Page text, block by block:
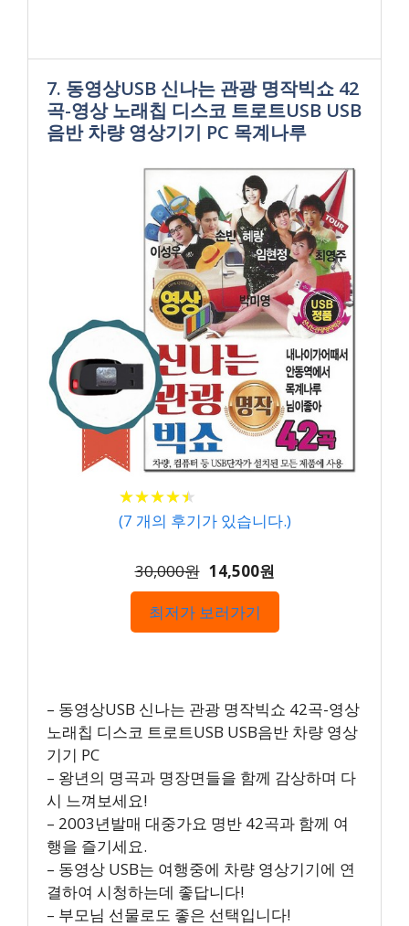
7. 동영상USB 신나는 관광 명작빅쇼 42
곡-영상 노래칩 디스코 트로트USB USB
음반 차량 영상기기 PC 목계나루
★★★★★
★★★★★
(7 개의 후기가 있습니다.)
30,000원 14,500원
최저가 보러가기
– 동영상USB 신나는 관광 명작빅쇼 42곡-영상
노래칩 디스코 트로트USB USB음반 차량 영상
기기 PC
– 왕년의 명곡과 명장면들을 함께 감상하며 다
시 느껴보세요!
– 2003년발매 대중가요 명반 42곡과 함께 여
행을 즐기세요.
– 동영상 USB는 여행중에 차량 영상기기에 연
결하여 시청하는데 좋답니다!
– 부모님 선물로도 좋은 선택입니다!